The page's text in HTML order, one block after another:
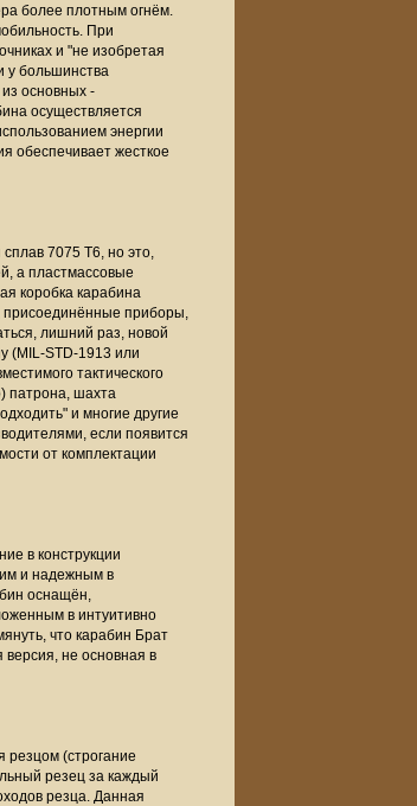
более плотным огнём.
При
и "не изобретая
у большинства
основных -
осуществляется
энергии
обеспечивает жесткое
7075 T6, но это,
а пластмассовые
коробка карабина
присоединённые приборы,
лишний раз, новой
(MIL-STD-1913 или
тактического
патрона, шахта
и многие другие
если появится
от комплектации
в конструкции
и надежным в
оснащён,
в интуитивно
что карабин Брат
версия, не основная в
резцом (строгание
резец за каждый
резца. Данная